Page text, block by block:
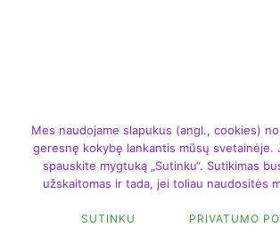
Mes naudojame slapukus (angl., cookies)
geresnę kokybę lankantis mūsų svetainėje.
spauskite mygtuką „Sutinku“. Sutikimas
užskaitomas ir tada, jei toliau naudositės
SUTINKU PRIVATUMO